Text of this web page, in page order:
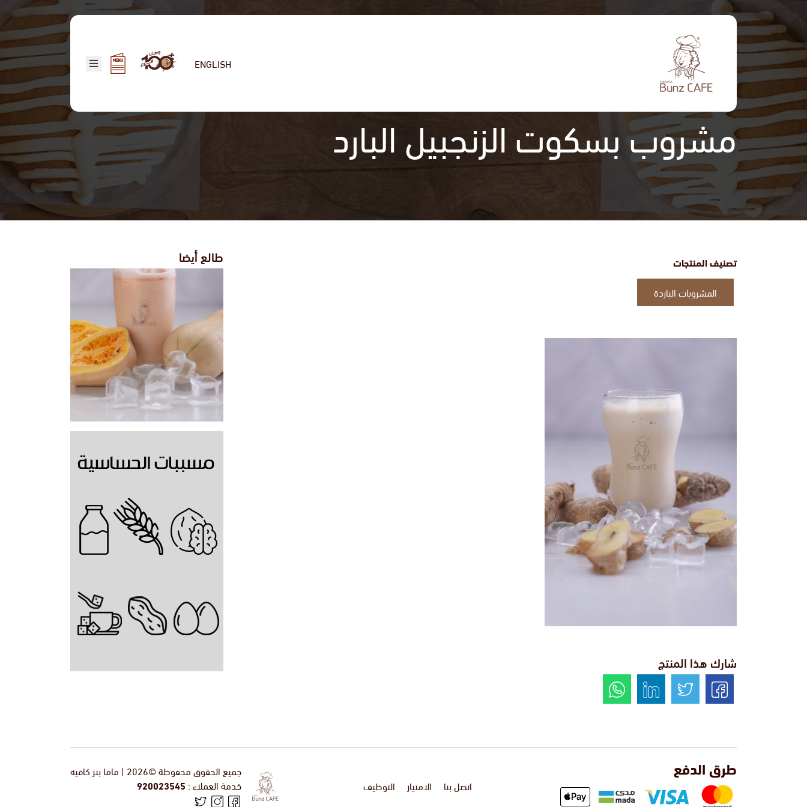
المحتوى
الرئيسي
ENGLISH
مشروب بسكوت الزنجبيل البارد
تصنيف المنتجات
المشروبات الباردة
شارك هذا المنتج
طالع أيضا
مشروب البامكن البارد
طرق الدفع
اتصل بنا الامتياز التوظيف
جميع الحقوق محفوظة ©2026 | ماما بنز كافيه
خدمة العملاء : 920023545